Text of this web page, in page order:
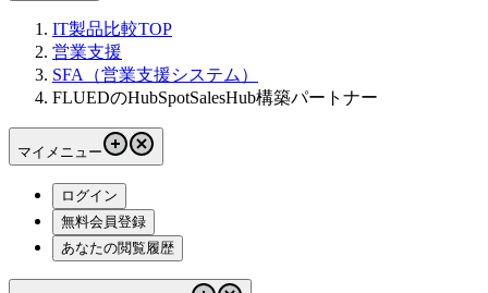
IT製品比較TOP
営業支援
SFA（営業支援システム）
FLUEDのHubSpotSalesHub構築パートナー
マイメニュー
ログイン
無料会員登録
あなたの閲覧履歴